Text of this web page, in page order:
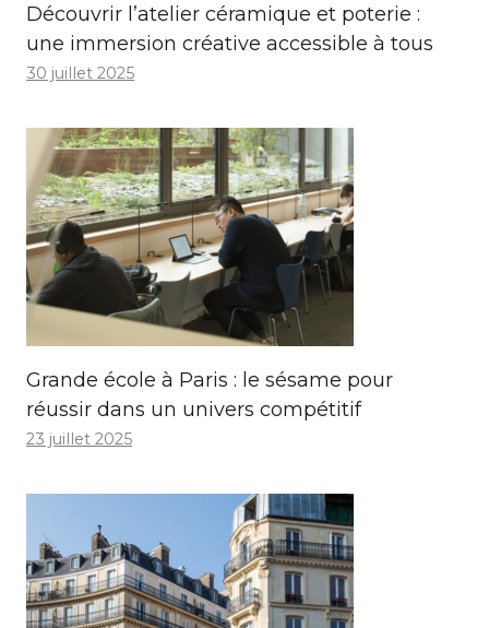
Découvrir l’atelier céramique et poterie :
une immersion créative accessible à tous
30 juillet 2025
Grande école à Paris : le sésame pour
réussir dans un univers compétitif
23 juillet 2025